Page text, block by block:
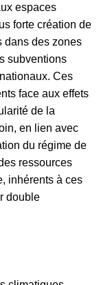
espaces
forte création de
dans des zones
subventions
Ces
face aux effets
de la
en lien avec
du régime de
ressources
inhérents à ces
double